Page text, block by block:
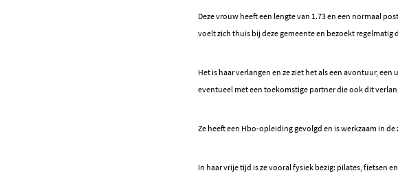
Deze vrouw heeft een lengte van 1.73 en een normaal
voelt zich thuis bij deze gemeente en bezoekt regelmatig
Het is haar verlangen en ze ziet het als een avontuur,
eventueel met een toekomstige partner die ook dit
Ze heeft een Hbo-opleiding gevolgd en is werkzaam in de
In haar vrije tijd is ze vooral fysiek bezig: pilates, fietsen